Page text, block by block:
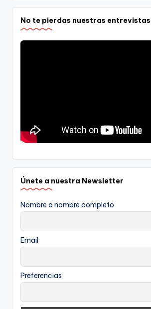
No te pierdas nuestras entrevistas
Únete a nuestra Newsletter
Nombre o nombre completo
Email
Preferencias